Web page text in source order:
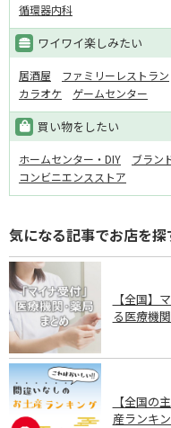
循環器内科
ワイワイ楽しみたい
居酒屋
ファミリーレストラン
カラオケ
ゲームセンター
買い物をしたい
ホームセンター・DIY
ブラン
コンビニエンスストア
気になる記事でお店を探
【全国】
る医療機
【全国の
産ランキ